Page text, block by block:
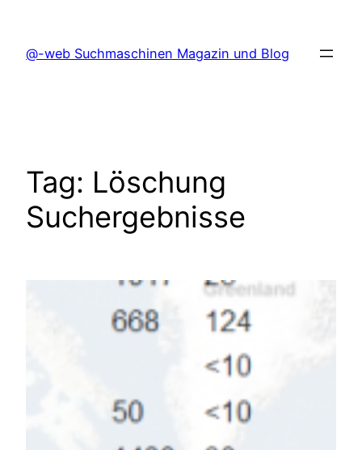
content
@-web Suchmaschinen Magazin und Blog
Tag: Löschung
Suchergebnisse